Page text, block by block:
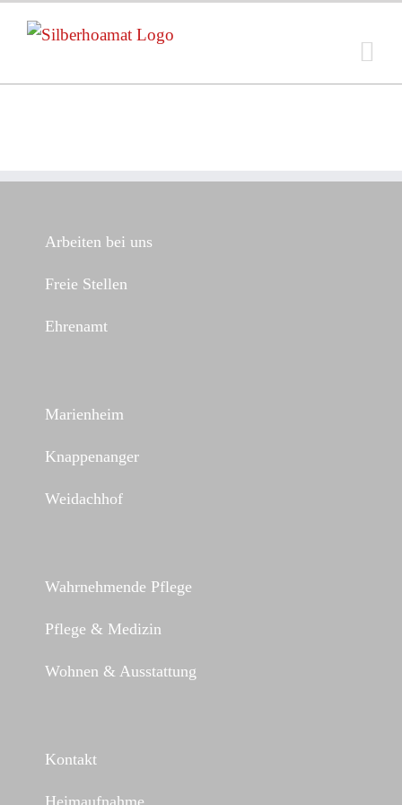
Arbeiten bei uns
Freie Stellen
Ehrenamt
Marienheim
Knappenanger
Weidachhof
Wahrnehmende Pflege
Pflege & Medizin
Wohnen & Ausstattung
Kontakt
Heimaufnahme